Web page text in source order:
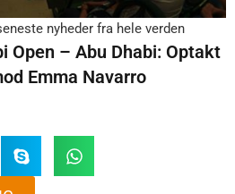
nyheder fra hele verden
Open – Abu Dhabi: Optakt
Emma Navarro